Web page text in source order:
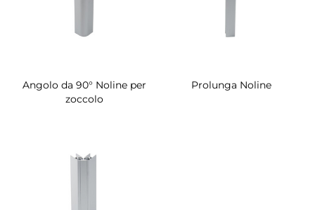
Angolo da 90° Noline per
zoccolo
Prolunga Noline